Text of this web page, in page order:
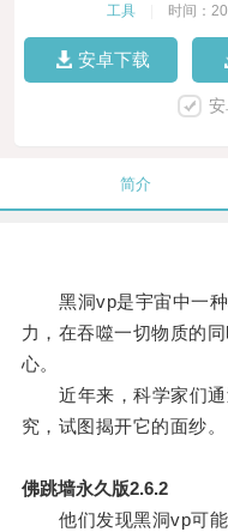
工具 时间：
安卓下载
简介
黑洞vp是宇宙中一种
力，在吞噬一切物质的
心。
近年来，科学家们通
究，试图揭开它的面纱。
佛跳墙永久版2.6.2
他们发现黑洞vp可能